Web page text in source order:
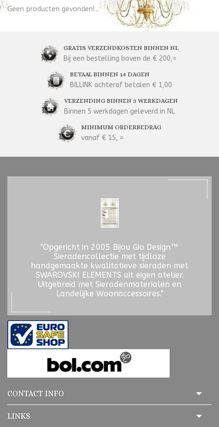
Geen producten gevonden!...
GRATIS VERZENDKOSTEN BINNEN NL
Bij een bestelling boven de € 200,=
BETAAL BINNEN 14 DAGEN
BILLINK achteraf betalen € 1,00
VERZENDING BINNEN 3 WERKDAGEN
Binnen 5 werkdagen geleverd in NL
MINIMUM ORDERBEDRAG
vanaf € 15, =
"Opgericht in 2005 Bijou Gio Design™
Sieradencollectie met tijdloze
handgemaakte kwalitatieve sieraden met
SWAROVSKI ELEMENTS uit eigen atelier.
Uitgebreid met Sieradenmaterialen en
Landelijke Woonaccessoires."
CONTACT INFO
LINKS